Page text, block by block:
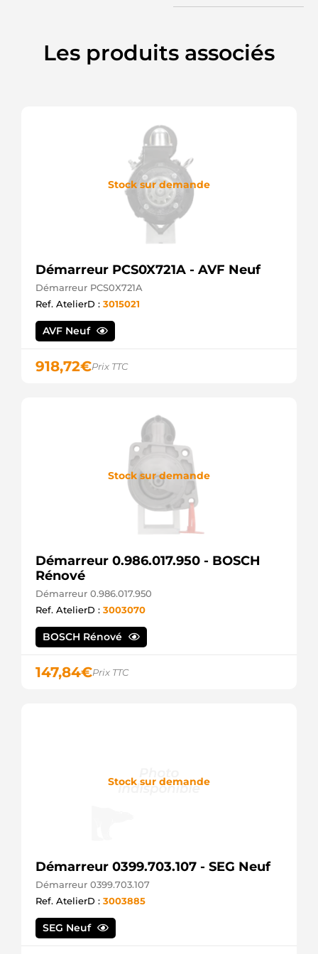
Les produits associés
Stock sur demande
Démarreur PCS0X721A - AVF Neuf
Démarreur PCS0X721A
Ref. AtelierD : 3015021
AVF Neuf
918,72€Prix TTC
Stock sur demande
Démarreur 0.986.017.950 - BOSCH
Rénové
Démarreur 0.986.017.950
Ref. AtelierD : 3003070
BOSCH Rénové
147,84€Prix TTC
Stock sur demande
Démarreur 0399.703.107 - SEG Neuf
Démarreur 0399.703.107
Ref. AtelierD : 3003885
SEG Neuf